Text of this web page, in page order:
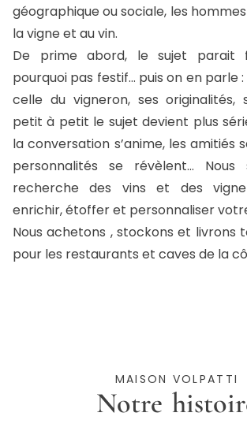
géographique ou sociale, les
la vigne et au vin.
De prime abord, le sujet parait
pourquoi pas festif… puis on en parle :
celle du vigneron, ses originalités,
petit à petit le sujet devient plus
la conversation s’anime, les amitiés
personnalités se révèlent…
recherche des vins et des
enrichir, étoffer et personnaliser
Nous achetons , stockons et livrons
pour les restaurants et caves de la
MAISON VOLPATTI
Notre